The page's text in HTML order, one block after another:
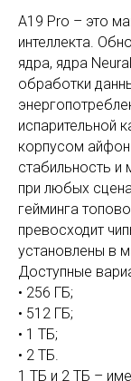
A19 Pro – это
интеллекта.
ядра, ядра
обработки
испарительной
корпусом
стабильность и
при любых
гейминга
превосходит
установлены в
Доступные
• 256 ГБ;
• 512 ГБ;
• 1 ТБ;
• 2 ТБ.
1 ТБ и 2 ТБ –